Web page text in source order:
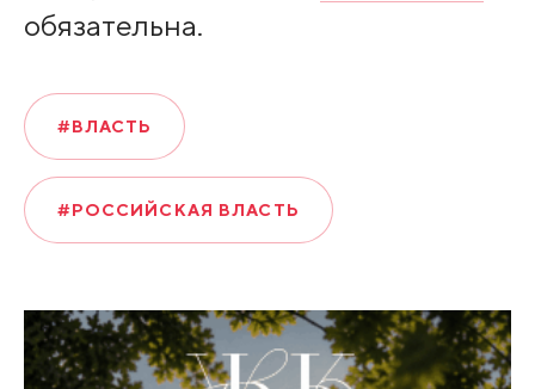
обязательна.
#ВЛАСТЬ
#РОССИЙСКАЯ ВЛАСТЬ